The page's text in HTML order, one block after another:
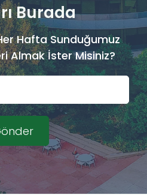
Burada
Hafta Sunduğumuz
Almak İster Misiniz?